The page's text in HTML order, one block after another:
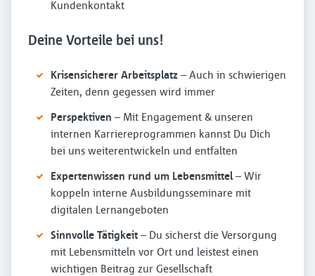
Kundenkontakt
Deine Vorteile bei uns!
Krisensicherer Arbeitsplatz – Auch in schwierigen
Zeiten, denn gegessen wird immer
Perspektiven – Mit Engagement & unseren
internen Karriereprogrammen kannst Du Dich
bei uns weiterentwickeln und entfalten
Expertenwissen rund um Lebensmittel – Wir
koppeln interne Ausbildungsseminare mit
digitalen Lernangeboten
Sinnvolle Tätigkeit – Du sicherst die Versorgung
mit Lebensmitteln vor Ort und leistest einen
wichtigen Beitrag zur Gesellschaft